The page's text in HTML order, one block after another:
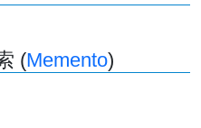
(Memento)